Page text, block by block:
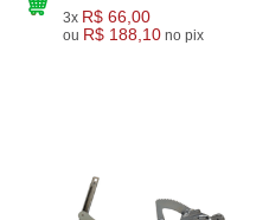
3x R$ 66,00
ou R$ 188,10 no pix